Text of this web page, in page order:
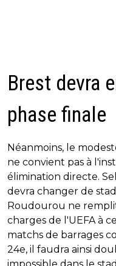
Brest devra
phase finale
Néanmoins, le
ne convient pas à
élimination directe.
devra changer de
Roudourou ne
charges de l'UEFA à
matchs de barrages
24e, il faudra ainsi